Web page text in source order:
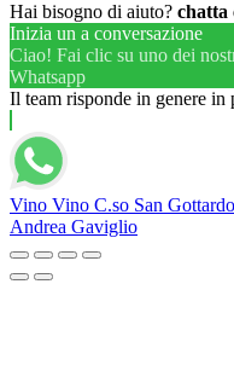
Hai bisogno di aiuto? chatta
Inizia un a conversazione
Ciao! Fai clic su uno dei
Whatsapp
Il team risponde in genere in
Vino Vino C.so San Gottardo
Andrea Gaviglio